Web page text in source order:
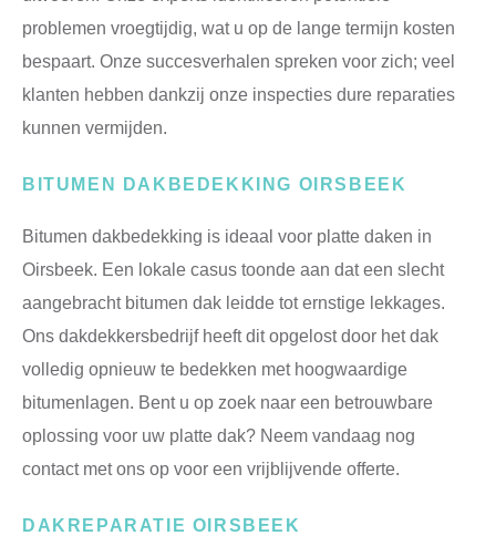
problemen vroegtijdig, wat u op de lange termijn kosten
bespaart. Onze succesverhalen spreken voor zich; veel
klanten hebben dankzij onze inspecties dure reparaties
kunnen vermijden.
BITUMEN DAKBEDEKKING OIRSBEEK
Bitumen dakbedekking is ideaal voor platte daken in
Oirsbeek. Een lokale casus toonde aan dat een slecht
aangebracht bitumen dak leidde tot ernstige lekkages.
Ons dakdekkersbedrijf heeft dit opgelost door het dak
volledig opnieuw te bedekken met hoogwaardige
bitumenlagen. Bent u op zoek naar een betrouwbare
oplossing voor uw platte dak? Neem vandaag nog
contact met ons op voor een vrijblijvende offerte.
DAKREPARATIE OIRSBEEK